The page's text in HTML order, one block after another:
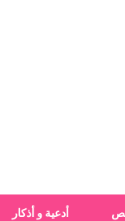
أدعية و أذكار